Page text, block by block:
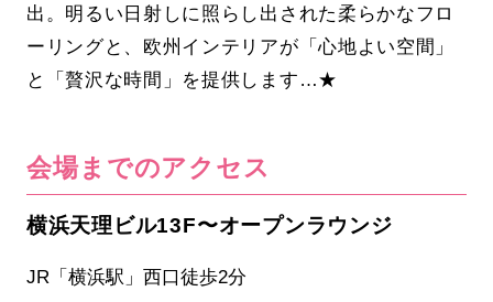
出。明るい日射しに照らし出された柔らかなフロ
ーリングと、欧州インテリアが「心地よい空間」
と「贅沢な時間」を提供します…★
会場までのアクセス
横浜天理ビル13F〜オープンラウンジ
JR「横浜駅」西口徒歩2分